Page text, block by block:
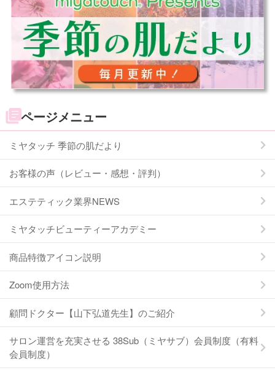
ページメニュー
ミヤタッチ 季節の肌だより
お客様の声（レビュー・感想・評判）
エステティック業界NEWS
ミヤタッチビューティーアカデミー
商品特徴アイコン説明
Zoom使用方法
顧問ドクター【山下弘道先生】のご紹介
サロン運営を充実させる 38Sub（ミヤサブ）会員制度（有料
会員制度）